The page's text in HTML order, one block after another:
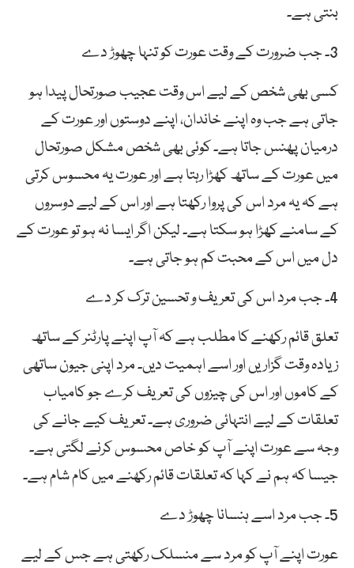
بنتی ہے۔
3۔ جب ضرورت کے وقت عورت کو تنہا چھوڑ دے
کسی بھی شخص کے لیے اس وقت عجیب صورتحال پیدا ہو
جاتی ہے جب وہ اپنے خاندان، اپنے دوستوں اور عورت کے
درمیان پھنس جاتا ہے۔ کوئی بھی شخص مشکل صورتحال
میں عورت کے ساتھ کھڑا رہتا ہے اور عورت یہ محسوس کرتی
ہے کہ یہ مرد اس کی پروا رکھتا ہے اور اس کے لیے دوسروں
کے سامنے کھڑا ہو سکتا ہے۔ لیکن اگر ایسا نہ ہو تو عورت کے
دل میں اس کے محبت کم ہو جاتی ہے۔
4۔ جب مرد اس کی تعریف و تحسین ترک کر دے
تعلق قائم رکھنے کا مطلب ہے کہ آپ اپنے پارٹنر کے ساتھ
زیادہ وقت گزاریں اور اسے اہمیت دیں۔ مرد اپنی جیون ساتھی
کے کاموں اور اس کی چیزوں کی تعریف کرے جو کامیاب
تعلقات کے لیے انتہائی ضروری ہے۔ تعریف کیے جانے کی
وجہ سے عورت اپنے آپ کو خاص محسوس کرنے لگتی ہے۔
جیسا کہ ہم نے کہا کہ تعلقات قائم رکھنے میں کام شام ہے۔
5۔ جب مرد اسے ہنسانا چھوڑ دے
عورت اپنے آپ کو مرد سے منسلک رکھتی ہے جس کے لیے